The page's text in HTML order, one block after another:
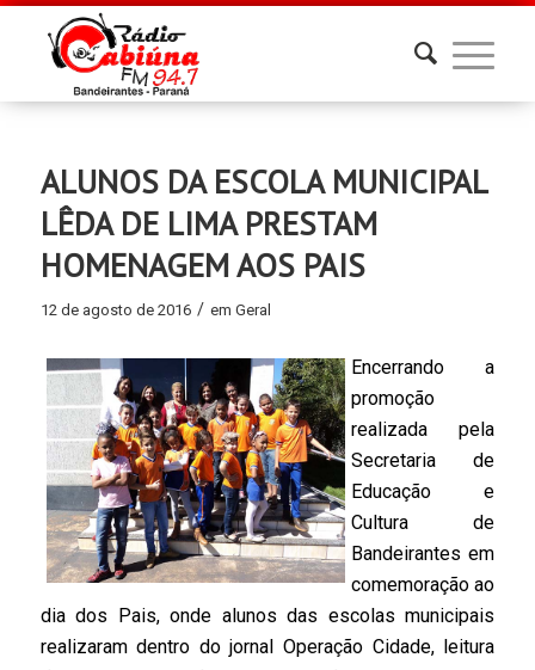
ALUNOS DA ESCOLA MUNICIPAL
LÊDA DE LIMA PRESTAM
HOMENAGEM AOS PAIS
12 de agosto de 2016 / em Geral
Encerrando a
promoção
realizada pela
Secretaria de
Educação e
Cultura de
Bandeirantes em
comemoração ao
dia dos Pais, onde alunos das escolas municipais
realizaram dentro do jornal Operação Cidade, leitura